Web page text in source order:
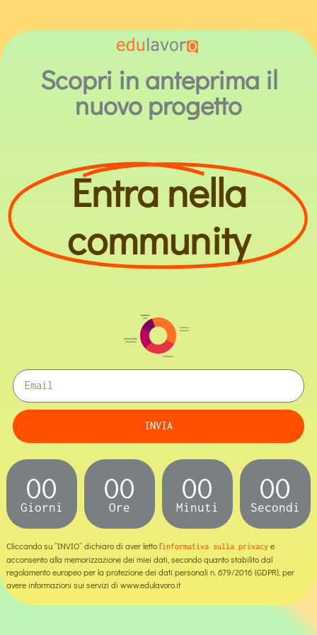
Scopri in anteprima il
nuovo progetto
Entra nella
community
INVIA
00
Giorni
00
Ore
00
Minuti
00
Secondi
Cliccando su “INVIO” dichiaro di aver letto l’informativa sulla privacye
acconsento alla memorizzazione dei miei dati, secondo quanto stabilito dal
regolamento europeo per la protezione dei dati personali n. 679/2016 (GDPR), per
avere informazioni sui servizi di www.edulavoro.it